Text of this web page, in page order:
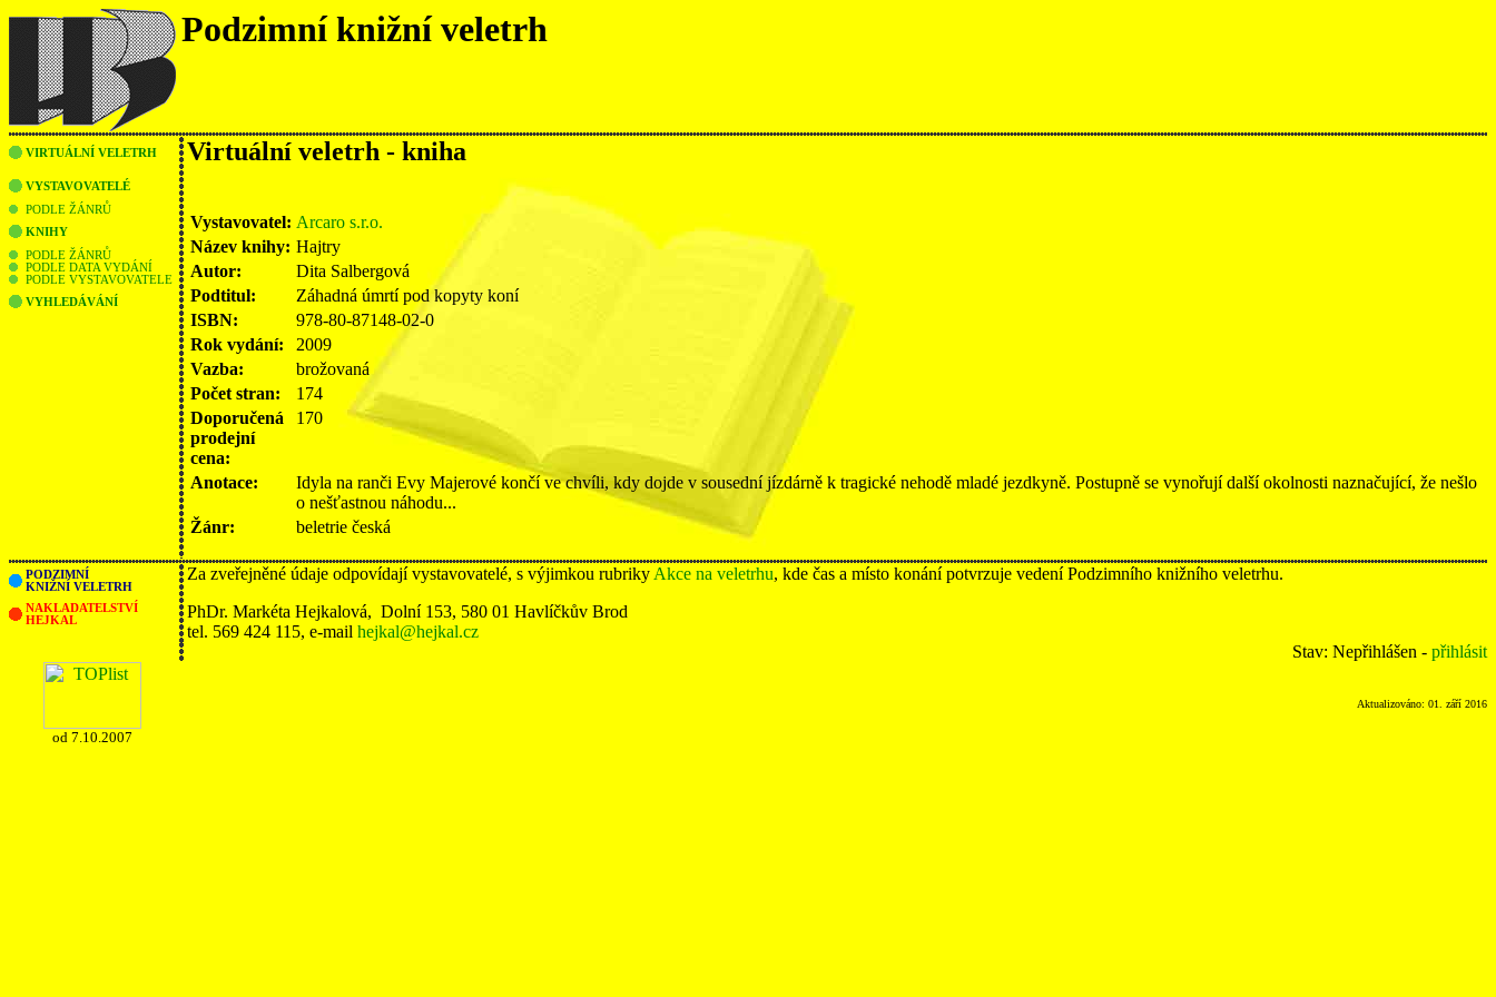
Podzimní knižní veletrh
VIRTUÁLNÍ VELETRH
VYSTAVOVATELÉ
PODLE ŽÁNRŮ
KNIHY
PODLE ŽÁNRŮ
PODLE DATA VYDÁNÍ
PODLE VYSTAVOVATELE
VYHLEDÁVÁNÍ
Virtuální veletrh - kniha
Vystavovatel: Arcaro s.r.o.
Název knihy: Hajtry
Autor:
Dita Salbergová
Podtitul:
Záhadná úmrtí pod kopyty koní
ISBN:
978-80-87148-02-0
Rok vydání:
2009
Vazba:
brožovaná
Počet stran:
174
Doporučená
prodejní
cena:
170
Anotace:
Idyla na ranči Evy Majerové končí ve chvíli, kdy dojde v sousední jízdárně k tragické nehodě mladé jezdkyně. Postupně se vynořují další okolnosti naznačující, že nešlo
o nešťastnou náhodu...
Žánr:
beletrie česká
PODZIMNÍ
KNIŽNÍ VELETRH
NAKLADATELSTVÍ
HEJKAL
Za zveřejněné údaje odpovídají vystavovatelé, s výjimkou rubriky Akce na veletrhu, kde čas a místo konání potvrzuje vedení Podzimního knižního veletrhu.
PhDr. Markéta Hejkalová, Dolní 153, 580 01 Havlíčkův Brod
tel. 569 424 115, e-mail hejkal@hejkal.cz
Stav: Nepřihlášen - přihlásit
od 7.10.2007
Aktualizováno: 01. září 2016